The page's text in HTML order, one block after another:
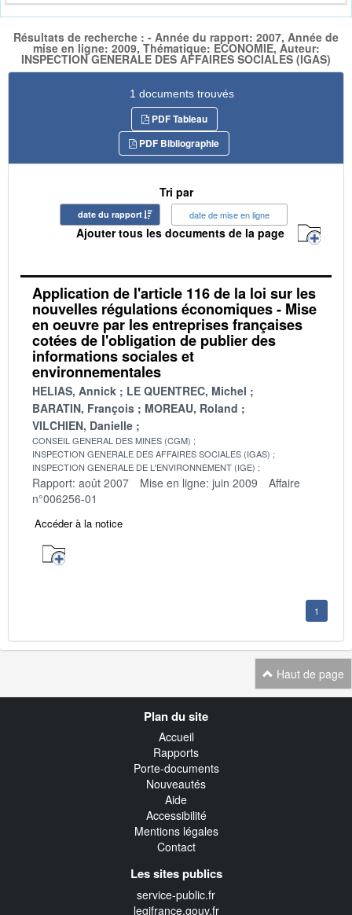
Résultats de recherche : - Année du rapport: 2007, Année de
mise en ligne: 2009, Thématique: ECONOMIE, Auteur:
INSPECTION GENERALE DES AFFAIRES SOCIALES (IGAS)
1 documents trouvés
PDF Tableau
PDF Bibliographie
Tri par
date du rapport date de mise en ligne
Ajouter tous les documents de la page
Application de l'article 116 de la loi sur les
nouvelles régulations économiques - Mise
en oeuvre par les entreprises françaises
cotées de l'obligation de publier des
informations sociales et
environnementales
HELIAS, Annick
LE QUENTREC, Michel
BARATIN, François
MOREAU, Roland
VILCHIEN, Danielle
CONSEIL GENERAL DES MINES (CGM)
INSPECTION GENERALE DES AFFAIRES SOCIALES (IGAS)
INSPECTION GENERALE DE L'ENVIRONNEMENT (IGE)
Rapport: août 2007 Mise en ligne: juin 2009
Affaire
n°006256-01
Accéder à la notice
1
Haut de page
Plan du site
Accueil
Rapports
Porte-documents
Nouveautés
Aide
Accessibilité
Mentions légales
Contact
Les sites publics
service-public.fr
legifrance.gouv.fr